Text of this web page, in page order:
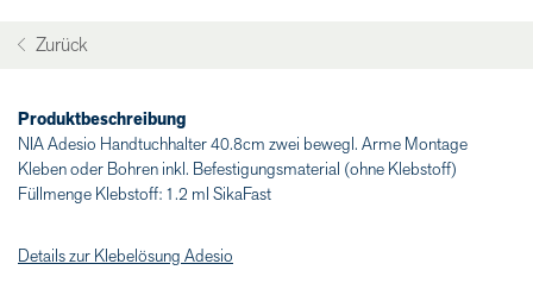
Zurück
Produktbeschreibung
NIA Adesio Handtuchhalter 40.8cm zwei bewegl. Arme Montage
Kleben oder Bohren inkl. Befestigungsmaterial (ohne Klebstoff)
Füllmenge Klebstoff: 1.2 ml SikaFast
Details zur Klebelösung Adesio